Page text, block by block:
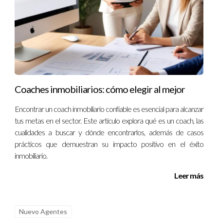
parte antes de entrar en un acuerdo formal.
¿Dónde debo almacenar mis divulgaciones
firmadas?
Es recomendable utilizar sistemas digitales seguros o archivos
físicos organizados donde puedas acceder fácilmente a ellos
cuando sea necesario.
¿Qué sucede si no tengo una divulgación firmada?
Sin una divulgación firmada, puede ser difícil demostrar lo
acordado entre las partes en caso de desacuerdos o disputas
legales.
¿Puedo modificar una divulgación firmada?
Coaches inmobiliarios: cómo elegir al mejor
Encontrar un coach inmobiliario confiable es esencial para alcanzar
tus metas en el sector. Este artículo explora qué es un coach, las
cualidades a buscar y dónde encontrarlos, además de casos
prácticos que demuestran su impacto positivo en el éxito
inmobiliario.
Leer más
Nuevo Agentes